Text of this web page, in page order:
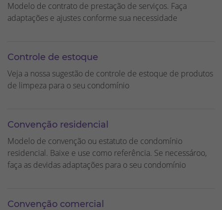
Modelo de contrato de prestação de serviços. Faça
adaptações e ajustes conforme sua necessidade
Controle de estoque
Veja a nossa sugestão de controle de estoque de produtos
de limpeza para o seu condomínio
Convenção residencial
Modelo de convenção ou estatuto de condomínio
residencial. Baixe e use como referência. Se necessároo,
faça as devidas adaptações para o seu condomínio
Convenção comercial